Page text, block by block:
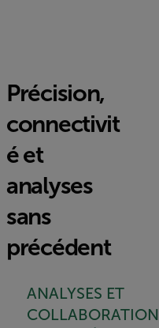
Précision,
connectivit
é et
analyses
sans
précédent
ANALYSES ET
COLLABORATION